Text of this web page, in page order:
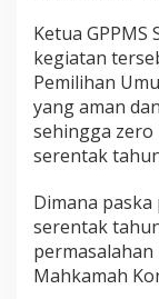
Ketua
kegiatan
Pemilihan
yang aman
sehingga zero
serentak
Dimana
serentak
permasalahan
Mahkamah